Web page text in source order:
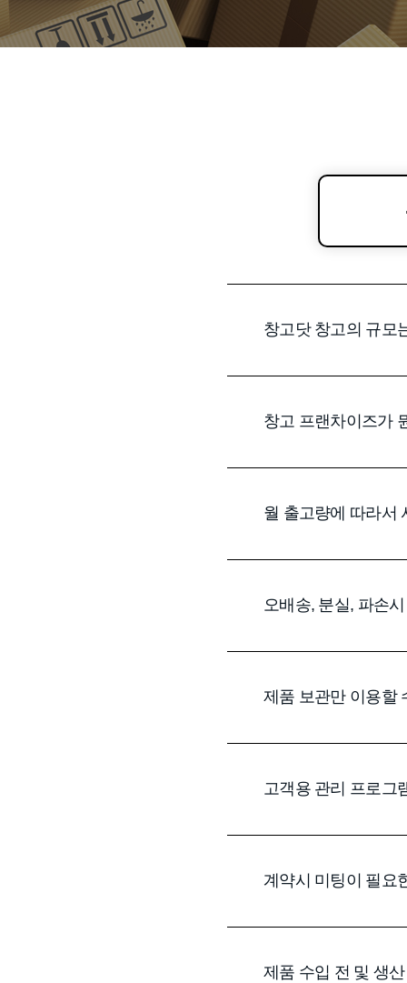
창고닷 창고의 규모
창고 프랜차이즈가
월 출고량에 따라서
오배송, 분실, 파손
제품 보관만 이용할
고객용 관리 프로그
계약시 미팅이 필요
제품 수입 전 및 생